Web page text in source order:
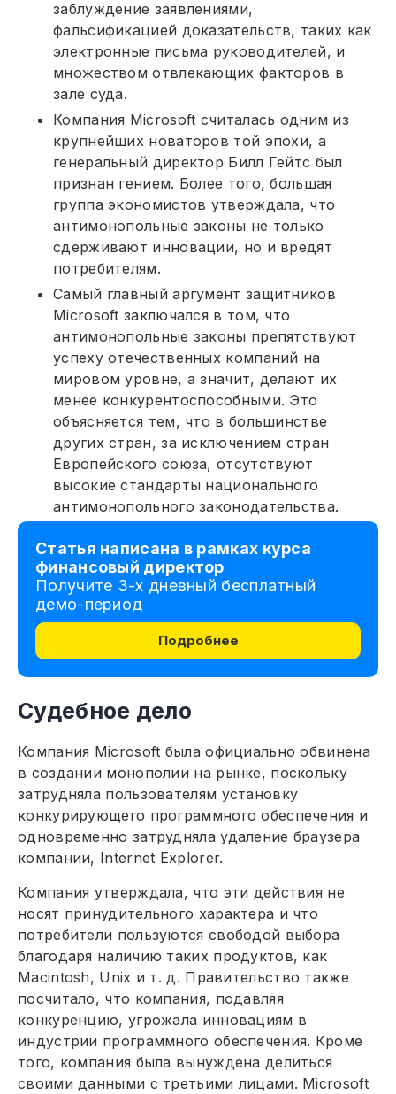
заблуждение заявлениями,
фальсификацией доказательств, таких как
электронные письма руководителей, и
множеством отвлекающих факторов в
зале суда.
Компания Microsoft считалась одним из
крупнейших новаторов той эпохи, а
генеральный директор Билл Гейтс был
признан гением. Более того, большая
группа экономистов утверждала, что
антимонопольные законы не только
сдерживают инновации, но и вредят
потребителям.
Самый главный аргумент защитников
Microsoft заключался в том, что
антимонопольные законы препятствуют
успеху отечественных компаний на
мировом уровне, а значит, делают их
менее конкурентоспособными. Это
объясняется тем, что в большинстве
других стран, за исключением стран
Европейского союза, отсутствуют
высокие стандарты национального
антимонопольного законодательства.
Статья написана в рамках курса
финансовый директор
Получите 3-х дневный бесплатный
демо-период
Подробнее
Судебное дело
Компания Microsoft была официально обвинена
в создании монополии на рынке, поскольку
затрудняла пользователям установку
конкурирующего программного обеспечения и
одновременно затрудняла удаление браузера
компании, Internet Explorer.
Компания утверждала, что эти действия не
носят принудительного характера и что
потребители пользуются свободой выбора
благодаря наличию таких продуктов, как
Macintosh, Unix и т. д. Правительство также
посчитало, что компания, подавляя
конкуренцию, угрожала инновациям в
индустрии программного обеспечения. Кроме
того, компания была вынуждена делиться
своими данными с третьими лицами. Microsoft